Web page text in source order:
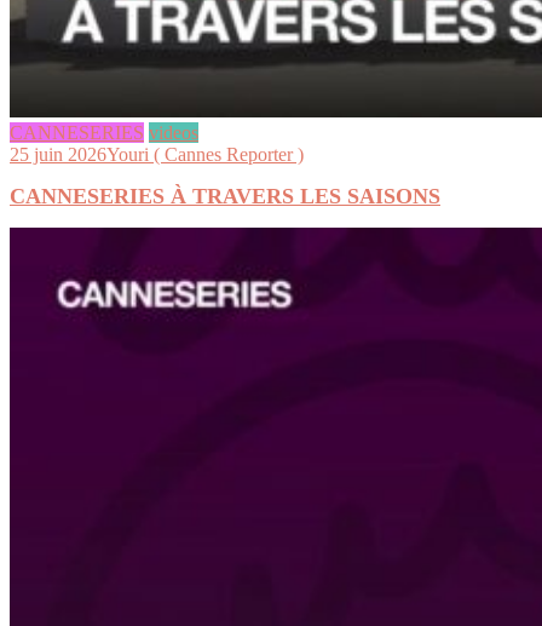
CANNESERIES videos
25 juin 2026Youri ( Cannes Reporter )
CANNESERIES À TRAVERS LES SAISONS